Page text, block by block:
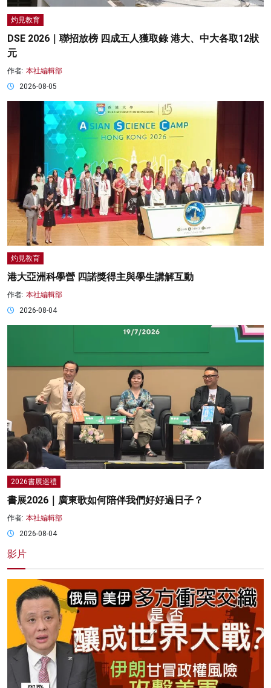
灼見教育
DSE 2026｜聯招放榜 四成五人獲取錄 港大、中大各取12狀
元
作者: 本社編輯部
2026-08-05
灼見教育
港大亞洲科學營 四諾獎得主與學生講解互動
作者: 本社編輯部
2026-08-04
2026書展巡禮
書展2026｜廣東歌如何陪伴我們好好過日子？
作者: 本社編輯部
2026-08-04
影片